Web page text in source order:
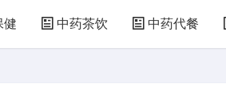
健 中药茶饮 中药代餐